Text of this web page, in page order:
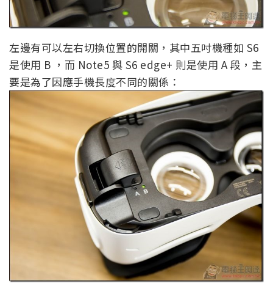
左邊有可以左右切換位置的開關，其中五吋機種如 S6
是使用 B ，而 Note5 與 S6 edge+ 則是使用 A 段，主
要是為了因應手機長度不同的關係：